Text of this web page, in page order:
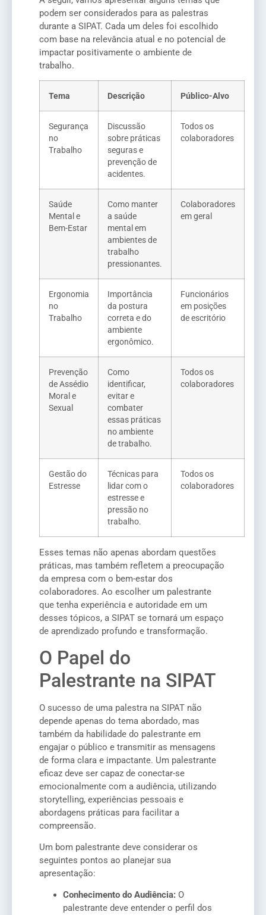
podem ser considerados para as palestras
durante a SIPAT. Cada um deles foi escolhido
com base na relevância atual e no potencial de
impactar positivamente o ambiente de
trabalho.
Tema Descrição Público-Alvo
Segurança
no
Trabalho
Discussão
sobre práticas
seguras e
prevenção de
acidentes.
Todos os
colaboradores
Saúde
Mental e
Bem-Estar
Como manter
a saúde
mental em
ambientes de
trabalho
pressionantes.
Colaboradores
em geral
Ergonomia
no
Trabalho
Importância
da postura
correta e do
ambiente
ergonômico.
Funcionários
em posições
de escritório
Prevenção
de Assédio
Moral e
Sexual
Como
identificar,
evitar e
combater
essas práticas
no ambiente
de trabalho.
Todos os
colaboradores
Gestão do
Estresse
Técnicas para
lidar com o
estresse e
pressão no
trabalho.
Todos os
colaboradores
Esses temas não apenas abordam questões
práticas, mas também refletem a preocupação
da empresa com o bem-estar dos
colaboradores. Ao escolher um palestrante
que tenha experiência e autoridade em um
desses tópicos, a SIPAT se tornará um espaço
de aprendizado profundo e transformação.
O Papel do
Palestrante na SIPAT
O sucesso de uma palestra na SIPAT não
depende apenas do tema abordado, mas
também da habilidade do palestrante em
engajar o público e transmitir as mensagens
de forma clara e impactante. Um palestrante
eficaz deve ser capaz de conectar-se
emocionalmente com a audiência, utilizando
storytelling, experiências pessoais e
abordagens práticas para facilitar a
compreensão.
Um bom palestrante deve considerar os
seguintes pontos ao planejar sua
apresentação:
Conhecimento do Audiência: O
palestrante deve entender o perfil dos